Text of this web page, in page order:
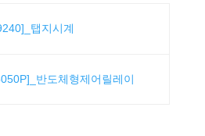
탭지시계
반도체형제어릴레이